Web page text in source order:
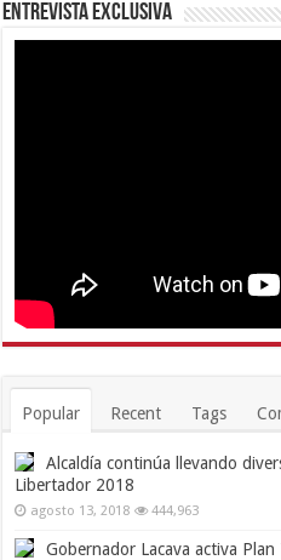
Entrevista Exclusiva
Popular Recent Tags
Alcaldía continúa llevando
Libertador 2018
agosto 13, 2018 444,963
Gobernador Lacava activa